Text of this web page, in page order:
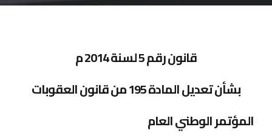
قانون رقم 5 لسنة 2014 م
بشأن تعديل المادة 195 من قانون العقوبات
المؤتمر الوطني العام